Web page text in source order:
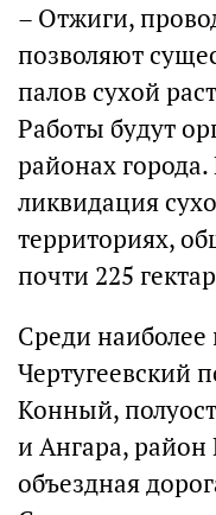
– Отжиги,
позволяют
палов сухой
Работы будут
районах
ликвидация
территориях,
почти 225
Среди наиболее
Чертугеевский
Конный,
и Ангара, район
объездная